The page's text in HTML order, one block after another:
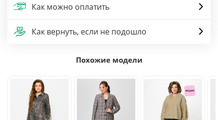
Как можно оплатить
Как вернуть, если не подошло
Похожие модели